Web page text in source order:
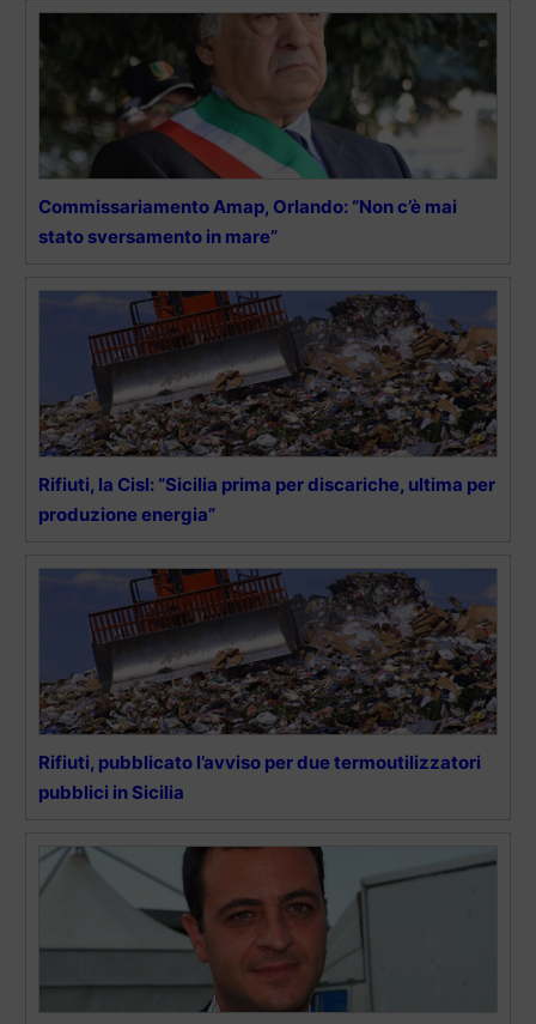
Commissariamento Amap, Orlando: “Non c’è mai
stato sversamento in mare”
Rifiuti, la Cisl: “Sicilia prima per discariche, ultima per
produzione energia”
Rifiuti, pubblicato l’avviso per due termoutilizzatori
pubblici in Sicilia